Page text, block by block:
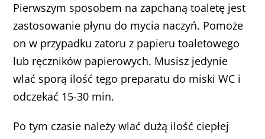
Pierwszym sposobem na zapchaną toaletę jest
zastosowanie płynu do mycia naczyń. Pomoże
on w przypadku zatoru z papieru toaletowego
lub ręczników papierowych. Musisz jedynie
wlać sporą ilość tego preparatu do miski WC i
odczekać 15-30 min.
Po tym czasie należy wlać dużą ilość ciepłej